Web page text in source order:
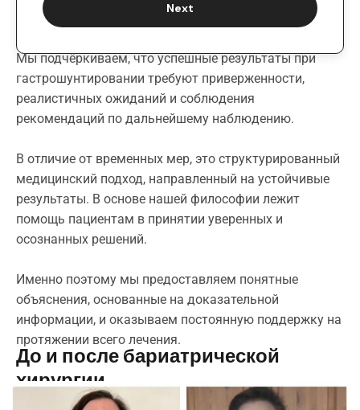
Next
Мы подчёркиваем, что успешные результаты при
гастрошунтировании требуют приверженности,
реалистичных ожиданий и соблюдения
рекомендаций по дальнейшему наблюдению.
В отличие от временных мер, это структурированный
медицинский подход, направленный на устойчивые
результаты. В основе нашей философии лежит
помощь пациентам в принятии уверенных и
осознанных решений.
Именно поэтому мы предоставляем понятные
объяснения, основанные на доказательной
информации, и оказываем постоянную поддержку на
протяжении всего лечения.
До и после бариатрической
хирургии